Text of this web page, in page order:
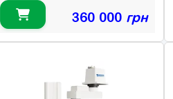
360 000 грн